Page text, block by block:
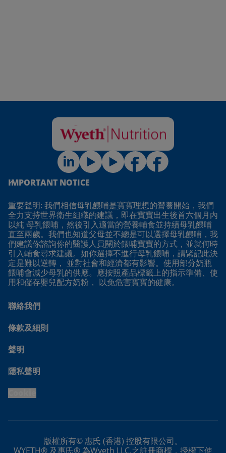
IMPORTANT NOTICE
重要聲明: 我們相信母乳餵哺是寶寶理想的營養開始，我們
全力支持世界衛生組織的建議，即在寶寶出生後首六個月內
以純 母乳餵哺，然後引入適當的營養輔食並持續母乳餵哺
直至兩歲。我們也知道父母並不總是可以選擇母乳餵哺，我
們建議你諮詢你的醫護人員關於餵哺寶寶的方式，並就何時
引入輔食尋求建議。如你選擇不進行母乳餵哺，請緊記此決
定是難以逆轉， 並對社會和經濟都有影響。使用部分奶瓶
餵哺會減少母乳的供應。應按照產品標籤上的指示準備、使
用和儲存嬰兒配方奶粉， 以免危害寶寶的健康。
聯絡我們
條款及細則
聲明
隱私聲明
版權所有© 惠氏 (香港) 控股有限公司。
WYETH® 及惠氏® 為Wyeth LLC.之註冊商標，授權下使